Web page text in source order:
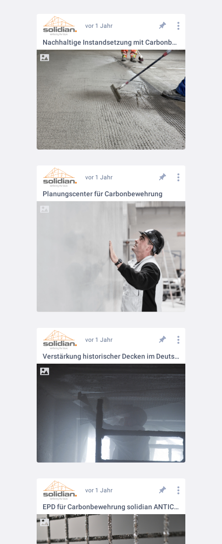
vor 1 Jahr
Nachhaltige Instandsetzung mit Carbonbeton
vor 1 Jahr
Planungscenter für Carbonbewehrung
vor 1 Jahr
Verstärkung historischer Decken im Deutschen Optischen Museum Jena
vor 1 Jahr
EPD für Carbonbewehrung solidian ANTICRACK